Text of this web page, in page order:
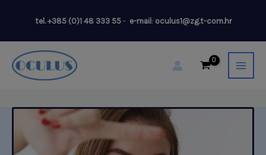
content
tel.+385 (0)1 48 333 55- e-mail: oculus1@zg.t-com.hr